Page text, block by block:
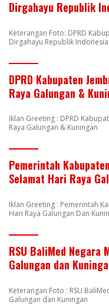
Dirgahayu Republik
Keterangan Foto: DPRD
Dirgahayu Republik
DPRD Kabupaten
Raya Galungan &
Iklan Greeting : DPRD
Raya Galungan & Kuningan
Pemerintah
Selamat Hari Raya
Iklan Greeting : Pemerintah
Hari Raya Galungan Dan
RSU BaliMed Negara
Galungan dan
Keterangan Foto : RSU
Galungan dan Kuningan